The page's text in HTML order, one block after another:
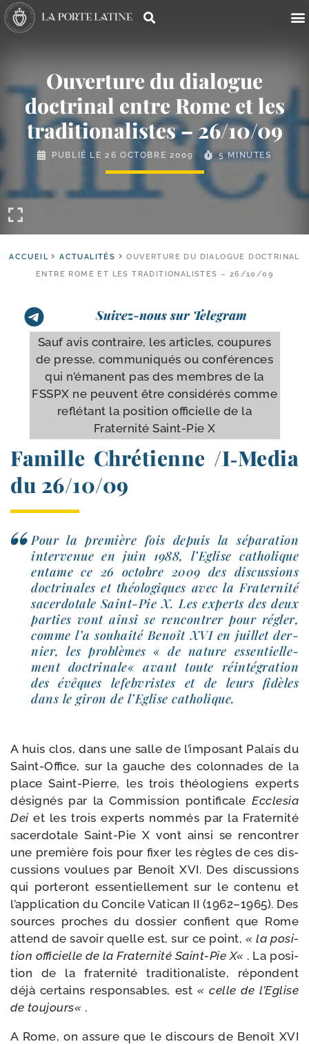
Ouverture du dialogue
doctrinal entre Rome et les
traditionalistes – 26/​10/​09
PUBLIÉ LE26 OCTOBRE 2009 5 MINUTES
ACCUEIL ACTUALITÉS
OUVERTURE DU DIALOGUE DOCTRINAL
ENTRE ROME ET LES TRADITIONALISTES – 26/10/09
Suivez-nous sur Telegram
Sauf avis contraire, les articles, cou­pures
de presse, com­mu­ni­qués ou conférences
qui n’é­manent pas des membres de la
FSSPX ne peuvent être consi­dé­rés comme
reflé­tant la posi­tion offi­cielle de la
Fraternité Saint-​Pie X
Famille Chrétienne /​I‑Media
du 26/​10/​09
Pour la pre­mière fois depuis la sépa­ra­tion
inter­ve­nue en juin 1988, l’Eglise catho­lique
entame ce 26 octobre 2009 des dis­cus­sions
doc­tri­nales et théo­lo­giques avec la Fraternité
sacer­do­tale Saint-​Pie X. Les experts des deux
par­ties vont ain­si se ren­con­trer pour régler,
comme l’a sou­hai­té Benoît XVI en juillet der­
nier, les pro­blèmes « de nature essen­tiel­le­
ment doc­tri­nale« avant toute réin­té­gra­tion
des évêques lefeb­vristes et de leurs fidèles
dans le giron de l’Eglise catholique.
A huis clos, dans une salle de l’imposant Palais du
Saint-​Office, sur la gauche des colon­nades de la
place Saint-​Pierre, les trois théo­lo­giens experts
dési­gnés par la Commission pon­ti­fi­cale Ecclesia
Deiet les trois experts nom­més par la Fraternité
sacer­do­tale Saint-​Pie X vont ain­si se ren­con­trer
une pre­mière fois pour fixer les règles de ces dis­
cus­sions vou­lues par Benoît XVI. Des dis­cus­sions
qui por­te­ront essen­tiel­le­ment sur le conte­nu et
l’application du Concile Vatican II (1962–1965). Des
sources proches du dos­sier confient que Rome
attend de savoir quelle est, sur ce point,« la posi­
tion offi­cielle de la Fraternité Saint-​Pie X« . La posi­
tion de la fra­ter­ni­té tra­di­tio­na­liste, répondent
déjà cer­tains res­pon­sables, est « celle de l’Eglise
de tou­jours« .
A Rome, on assure que le dis­cours de Benoît XVI